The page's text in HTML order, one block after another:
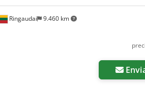
Ringaudai 9.460 km